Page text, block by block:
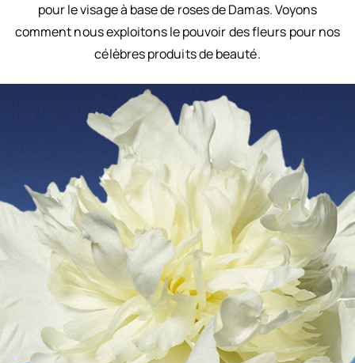
pour le visage à base de roses de Damas. Voyons
comment nous exploitons le pouvoir des fleurs pour nos
célèbres produits de beauté.